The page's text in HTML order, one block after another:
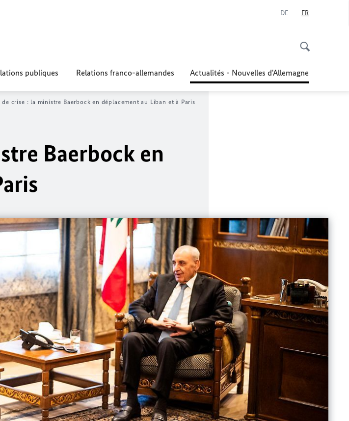
DE FR
publiques Relations franco-allemandes Actualités - Nouvelles d'Allemagne
crise : la ministre Baerbocken déplacement au Liban et à Paris
Baerbock en